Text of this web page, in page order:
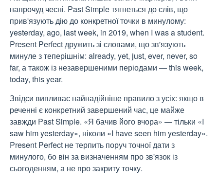
напрочуд чесні. Past Simple тягнеться до слів, що
прив'язують дію до конкретної точки в минулому:
yesterday, ago, last week, in 2019, when I was a student.
Present Perfect дружить зі словами, що зв'язують
минуле з теперішнім: already, yet, just, ever, never, so
far, а також із незавершеними періодами — this week,
today, this year.
Звідси випливає найнадійніше правило з усіх: якщо в
реченні є конкретний завершений час, це майже
завжди Past Simple. «Я бачив його вчора» — тільки «I
saw him yesterday», ніколи «I have seen him yesterday».
Present Perfect не терпить поруч точної дати з
минулого, бо він за визначенням про зв'язок із
сьогоденням, а не про закриту точку.